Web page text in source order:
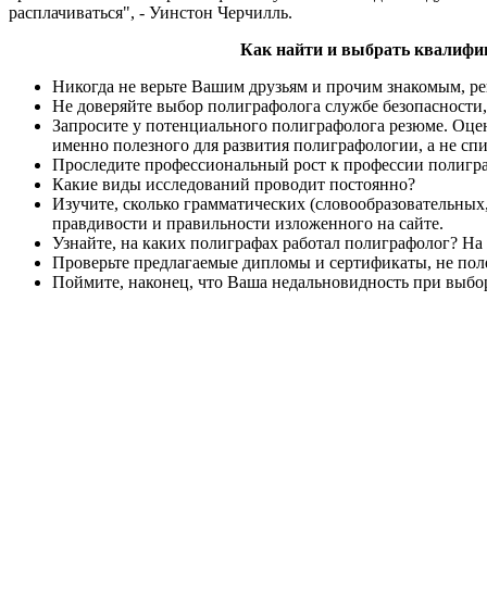
расплачиваться", - Уинстон Черчилль.
Как найти и выбрать
Никогда не верьте Вашим друзьям и прочим знакомым,
Не доверяйте выбор полиграфолога службе
Запросите у потенциального полиграфолога резюме.
именно полезного для развития полиграфологии, а не
Проследите профессиональный рост к профессии
Какие виды исследований проводит постоянно?
Изучите, сколько грамматических
правдивости и правильности изложенного на сайте.
Узнайте, на каких полиграфах работал полиграфолог?
Проверьте предлагаемые дипломы и сертификаты, не
Поймите, наконец, что Ваша недальновидность при